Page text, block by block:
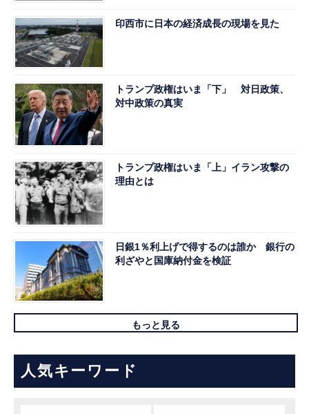
印西市に日本の経済成長の現場を見た
トランプ政権はいま「下」 対日政策、
対中政策の真実
トランプ政権はいま「上」イラン攻撃の
理由とは
日銀1％利上げで得するのは誰か 銀行の
利ざやと国庫納付金を検証
もっと見る
人気キーワード